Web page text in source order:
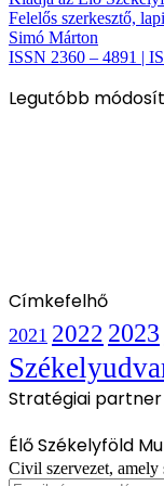
Felelős szerkesztő,
Simó Márton
ISSN 2360 – 4891 |
Legutóbb
Címkefelhő
2021 2022 2023
Stratégiai partner
Élő Székelyföld
Civil szervezet, amely